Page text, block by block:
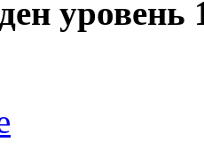
уровень